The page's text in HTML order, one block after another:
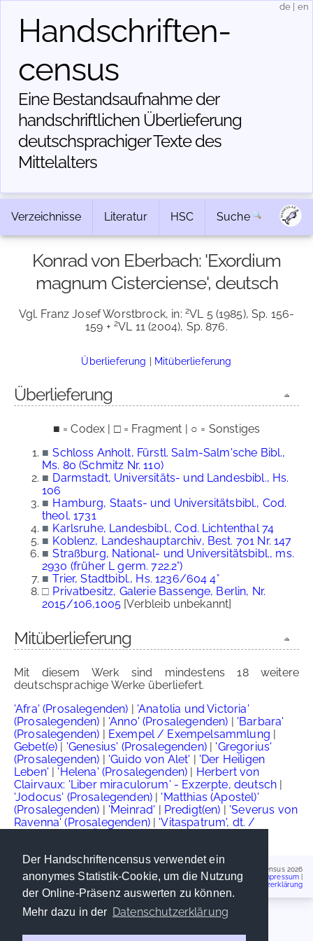
Der Handschriftencensus verwendet ein
anonymes Statistik-Cookie, um die Nutzung
der Online-Präsenz auswerten zu können.
Mehr dazu in der Datenschutzerklärung
Handschriften­
census
Eine Bestandsaufnahme der
handschriftlichen Über­lieferung
deutschsprachiger Texte des
Mittelalters
de en
Verzeichnisse Literatur HSC Suche
Konrad von Eberbach: 'Exordium
magnum Cisterciense', deutsch
Vgl. Franz Josef Worstbrock, in: 2VL 5 (1985), Sp. 156-
159 +2VL 11 (2004), Sp. 876.
Überlieferung | Mitüberlieferung
Überlieferung
■ = Codex | □ = Fragment | ○ = Sonstiges
■ Schloss Anholt, Fürstl. Salm-Salm'sche Bibl.,
Ms. 80 (Schmitz Nr. 110)
■ Darmstadt, Universitäts- und Landesbibl., Hs.
106
■ Hamburg, Staats- und Universitätsbibl., Cod.
theol. 1731
■ Karlsruhe, Landesbibl., Cod. Lichtenthal 74
■ Koblenz, Landeshauptarchiv, Best. 701 Nr. 147
■ Straßburg, National- und Universitätsbibl., ms.
2930 (früher L germ. 722.2°)
■ Trier, Stadtbibl., Hs. 1236/604 4°
□ Privatbesitz, Galerie Bassenge, Berlin, Nr.
2015/106,1005 [Verbleib unbekannt]
Mitüberlieferung
Mit diesem Werk sind mindestens 18 weitere
deutschsprachige Werke überliefert.
'Afra' (Prosalegenden) | 'Anatolia und Victoria'
(Prosalegenden) | 'Anno' (Prosalegenden) | 'Barbara'
(Prosalegenden) | Exempel / Exempelsammlung |
Gebet(e) | 'Genesius' (Prosalegenden)| 'Gregorius'
(Prosalegenden) | 'Guido von Alet' | 'Der Heiligen
Leben' | 'Helena' (Prosalegenden) | Herbert von
Clairvaux: 'Liber miraculorum' - Exzerpte, deutsch |
'Jodocus' (Prosalegenden) | 'Matthias (Apostel)'
(Prosalegenden) | 'Meinrad' | Predigt(en) | 'Severus von
Ravenna' (Prosalegenden)| 'Vitaspatrum', dt. /
Handschriftencensus 2026
Impressum
Datenschutzerklärung